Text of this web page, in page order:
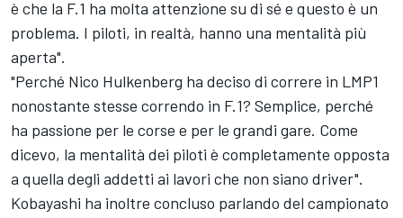
è che la F.1 ha molta attenzione su di sé e questo è un
problema. I piloti, in realtà, hanno una mentalità più
aperta".
"Perché Nico Hulkenberg ha deciso di correre in LMP1
nonostante stesse correndo in F.1? Semplice, perché
ha passione per le corse e per le grandi gare. Come
dicevo, la mentalità dei piloti è completamente opposta
a quella degli addetti ai lavori che non siano driver".
Kobayashi ha inoltre concluso parlando del campionato